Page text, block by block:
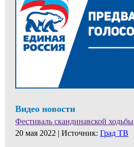
Видео новости
Фестиваль скандинавской ходьбы
20 мая 2022 | Источник: Град ТВ